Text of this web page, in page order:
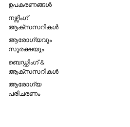
ഉപകരണങ്ങൾ
നഴ്സിംഗ്
ആക്സസറികൾ
ആരോഗ്യവും
സുരക്ഷയും
ബെഡ്ഡിംഗ് &
ആക്സസറികൾ
ആരോഗ്യ
പരിചരണം